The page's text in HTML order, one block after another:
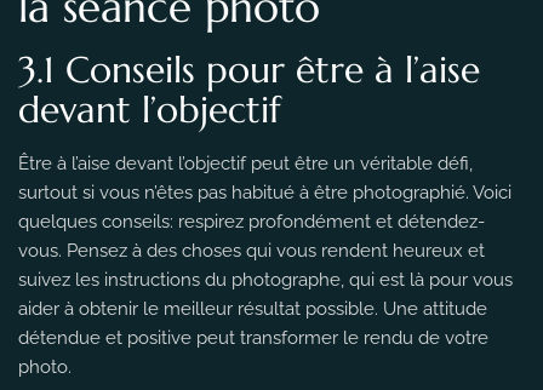
3.1 Conseils pour être à l’aise
devant l’objectif
Être à l’aise devant l’objectif peut être un véritable défi,
surtout si vous n’êtes pas habitué à être photographié. Voici
quelques conseils: respirez profondément et détendez-
vous. Pensez à des choses qui vous rendent heureux et
suivez les instructions du photographe, qui est là pour vous
aider à obtenir le meilleur résultat possible. Une attitude
détendue et positive peut transformer le rendu de votre
photo.